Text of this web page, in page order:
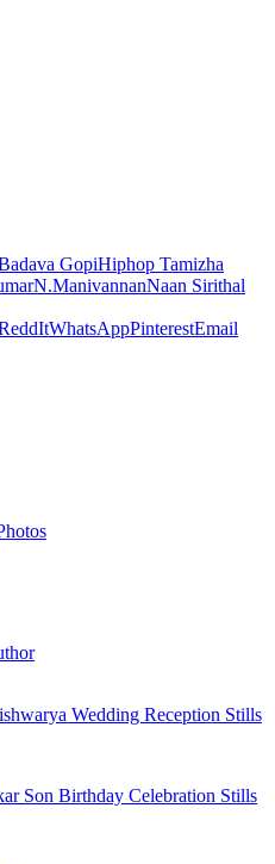
GopiHiphop Tamizha
N.ManivannanNaan Sirithal
WhatsAppPinterestEmail
Wedding Reception Stills
Son Birthday Celebration Stills